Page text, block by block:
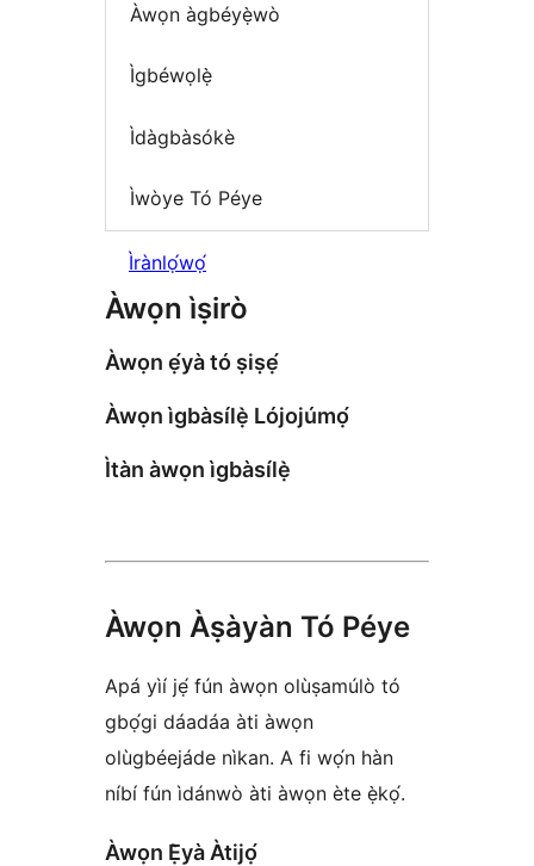
Àwọn àgbéyẹ̀wò
Ìgbéwọlẹ̀
Ìdàgbàsókè
Ìwòye Tó Péye
Ìrànlọ́wọ́
Àwọn ìṣirò
Àwọn ẹ́yà tó ṣiṣẹ́
Àwọn ìgbàsílẹ̀ Lójojúmọ́
Ìtàn àwọn ìgbàsílẹ̀
Àwọn Àṣàyàn Tó Péye
Apá yìí jẹ́ fún àwọn olùṣamúlò tó
gbọ́gi dáadáa àti àwọn
olùgbéejáde nìkan. A fi wọ́n hàn
níbí fún ìdánwò àti àwọn ète ẹ̀kọ́.
Àwọn Ẹ̀yà Àtijọ́